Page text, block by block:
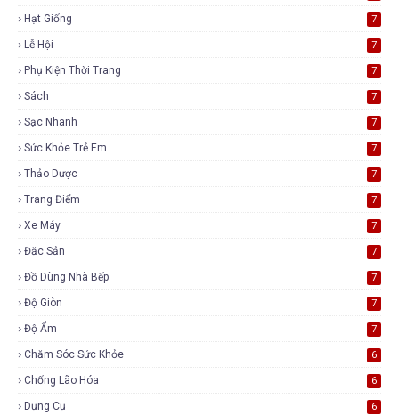
Hạt Giống 7
Lễ Hội 7
Phụ Kiện Thời Trang 7
Sách 7
Sạc Nhanh 7
Sức Khỏe Trẻ Em 7
Thảo Dược 7
Trang Điểm 7
Xe Máy 7
Đặc Sản 7
Đồ Dùng Nhà Bếp 7
Độ Giòn 7
Độ Ẩm 7
Chăm Sóc Sức Khỏe 6
Chống Lão Hóa 6
Dụng Cụ 6